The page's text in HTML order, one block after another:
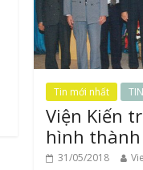
Tin mới nhất
Viện Kiến
hình
31/05/2018